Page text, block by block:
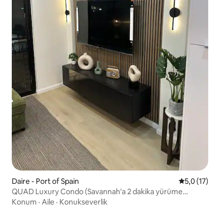
Daire - Port of Spain 55,0 (17)
QUAD Luxury Condo (Savannah'a 2 dakika yürüme
mesafesinde)
Konum · Aile · Konukseverlik